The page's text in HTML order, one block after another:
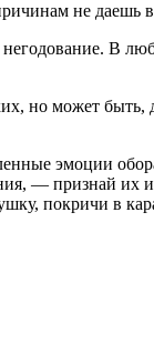
не даешь
В
но мо­жет быть,
эмоции
— признай их
покричи в